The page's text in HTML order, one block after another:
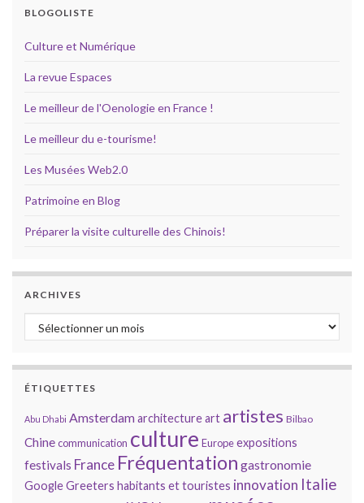
BLOGOLISTE
Culture et Numérique
La revue Espaces
Le meilleur de l'Oenologie en France !
Le meilleur du e-tourisme!
Les Musées Web2.0
Patrimoine en Blog
Préparer la visite culturelle des Chinois!
ARCHIVES
Archives
ÉTIQUETTES
Abu Dhabi Amsterdamarchitectureart artistes Bilbao
Chinecommunication culture Europeexpositions
festivals France Fréquentation gastronomie
GoogleGreeters habitants et touristes innovation Italie